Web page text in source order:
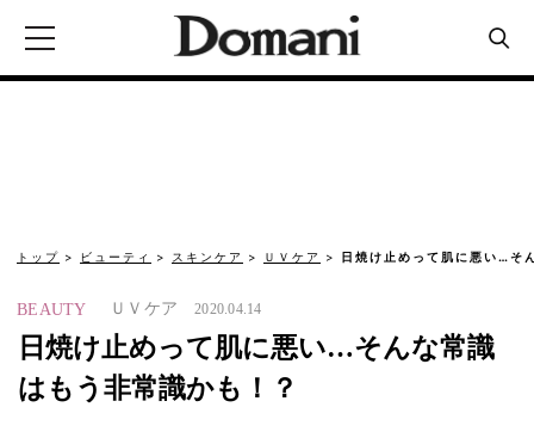
トップ ビューティ スキンケア ＵＶケア 日焼け止めって肌に悪い…そ
BEAUTY ＵＶケア 2020.04.14
日焼け止めって肌に悪い…そんな常識
はもう非常識かも！？